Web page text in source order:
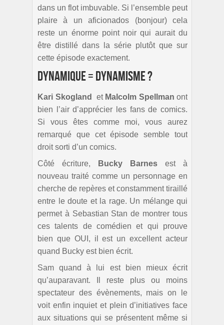
dans un flot imbuvable. Si l’ensemble peut
plaire à un aficionados (bonjour) cela
reste un énorme point noir qui aurait du
être distillé dans la série plutôt que sur
cette épisode exactement.
Dynamique = dynamisme ?
Kari Skogland et Malcolm Spellman ont
bien l’air d’apprécier les fans de comics.
Si vous êtes comme moi, vous aurez
remarqué que cet épisode semble tout
droit sorti d’un comics.
Côté écriture,
Bucky Barnes est à
nouveau traité comme un personnage en
cherche de repères et constamment tiraillé
entre le doute et la rage. Un mélange qui
permet à Sebastian Stan de montrer tous
ces talents de comédien et qui prouve
bien que OUI, il est un excellent acteur
quand Bucky est bien écrit.
Sam quand à lui est bien mieux écrit
qu’auparavant. Il reste plus ou moins
spectateur des évènements, mais on le
voit enfin inquiet et plein d’initiatives face
aux situations qui se présentent même si